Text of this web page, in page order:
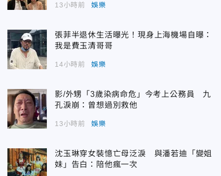
13小時前 娛樂
張菲半退休生活曝光！現身上海機場自曝：
我是費玉清哥哥
14小時前 娛樂
影/外甥「3歲染病命危」今考上公務員 九
孔淚崩：曾想過別救他
13小時前 娛樂
沈玉琳穿女裝憶亡母泛淚 與潘若迪「變姐
妹」告白：陪他瘋一次